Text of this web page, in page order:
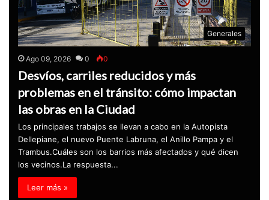
Generales
Ago 09, 2026 0 0
Desvíos, carriles reducidos y más
problemas en el tránsito: cómo impactan
las obras en la Ciudad
Los principales trabajos se llevan a cabo en la Autopista
Dellepiane, el nuevo Puente Labruna, el Anillo Pampa y el
Trambus.Cuáles son los barrios más afectados y qué dicen
los vecinos.La respuesta...
Leer más »